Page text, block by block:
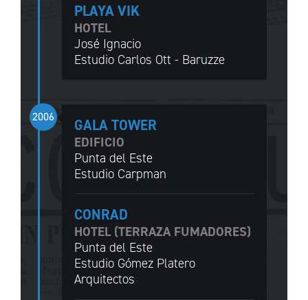
PLAYA VIK
HOTEL
José Ignacio
Estudio Carlos Ott - Baruzze
2006 GALA TOWER
EDIFICIO
Punta del Este
Estudio Carpman
CONRAD
HOTEL (TERRAZA FUMADORES)
Punta del Este
Estudio Gómez Platero
Arquitectos